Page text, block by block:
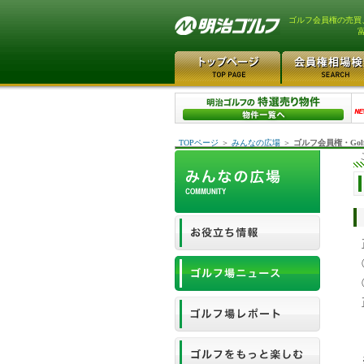
ゴルフ会員権の売
TOPページ ＞ みんなの広場 ＞ ゴルフ会員権・